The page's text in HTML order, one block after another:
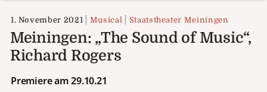
1. November 2021 Musical Staatstheater Meiningen
Meiningen: „The Sound of Music“,
Richard Rogers
Premiere am 29.10.21